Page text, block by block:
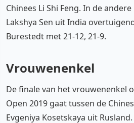
Chinees Li Shi Feng. In de
Lakshya Sen uit India
Burestedt met 21-12, 21-9.
Vrouwenenkel
De finale van het vrouwenenkel
Open 2019 gaat tussen de
Evgeniya Kosetskaya uit